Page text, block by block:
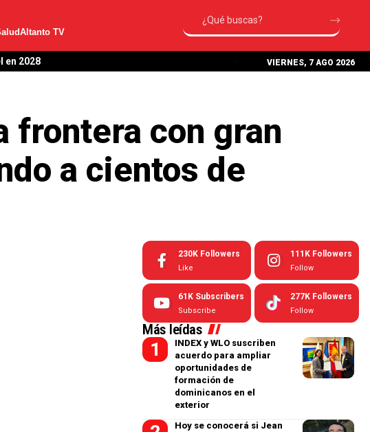
Altanto TV
en 2028 VIERNES, 7 AGO 2026
frontera con gran
a cientos de
230K Followers
Like
111K Followers
Follow
61K Subscribers
Subscribe
277K Followers
Follow
Más leídas
INDEX y WLO suscriben
acuerdo para ampliar
oportunidades de
formación de
dominicanos en el
exterior
Hoy se conocerá si Jean